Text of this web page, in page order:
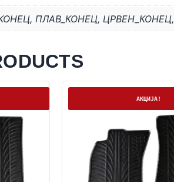
, ПЛАВ_КОНЕЦ, ЦРВЕН_КОНЕЦ,
АКЦИЈА!